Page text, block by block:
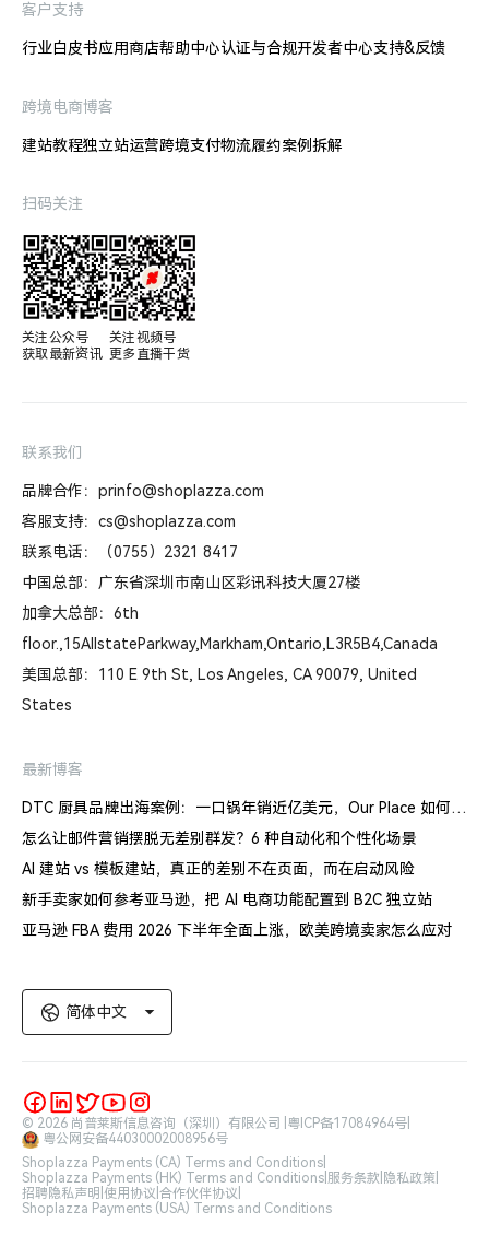
客户支持
行业白皮书应用商店帮助中心认证与合规开发者中心支持&反馈
跨境电商博客
建站教程独立站运营跨境支付物流履约案例拆解
扫码关注
关注公众号
获取最新资讯
关注视频号
更多直播干货
联系我们
品牌合作：prinfo@shoplazza.com
客服支持：cs@shoplazza.com
联系电话：（0755）2321 8417
中国总部：广东省深圳市南山区彩讯科技大厦27楼
加拿大总部：6th
floor.,15AllstateParkway,Markham,Ontario,L3R5B4,Canada
美国总部：110 E 9th St, Los Angeles, CA 90079, United
States
最新博客
DTC 厨具品牌出海案例：一口锅年销近亿美元，Our Place 如何建立信任体系
怎么让邮件营销摆脱无差别群发？6 种自动化和个性化场景
AI 建站 vs 模板建站，真正的差别不在页面，而在启动风险
新手卖家如何参考亚马逊，把 AI 电商功能配置到 B2C 独立站
亚马逊 FBA 费用 2026 下半年全面上涨，欧美跨境卖家怎么应对
简体中文
© 2026 尚普莱斯信息咨询（深圳）有限公司 | 粤ICP备17084964号
粤公网安备44030002008956号
Shoplazza Payments (CA) Terms and Conditions
Shoplazza Payments (HK) Terms and Conditions 服务条款 隐私政策
招聘隐私声明 使用协议 合作伙伴协议
Shoplazza Payments (USA) Terms and Conditions